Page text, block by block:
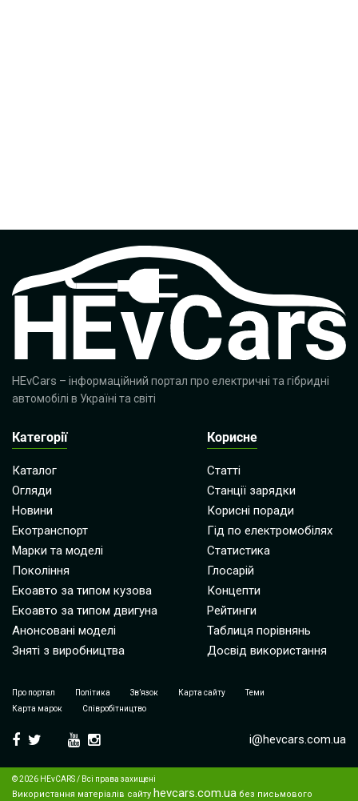
HEvCars – інформаційний портал про електричні та гібридні
автомобілі в Україні та світі
Категорії
Каталог
Огляди
Новини
Екотранспорт
Марки та моделі
Покоління
Екоавто за типом кузова
Екоавто за типом двигуна
Анонсовані моделі
Зняті з виробництва
Корисне
Статті
Станції зарядки
Корисні поради
Гід по електромобілях
Статистика
Глосарій
Концепти
Рейтинги
Таблиця порівнянь
Досвід використання
Про портал Політика Зв’язок Карта сайту
Теми
Карта марок
Співробітництво
i@hevcars.com.ua
© 2026 HEvCARS / Всі права захищені
Використання матеріалів сайту hevcars.com.ua без письмового